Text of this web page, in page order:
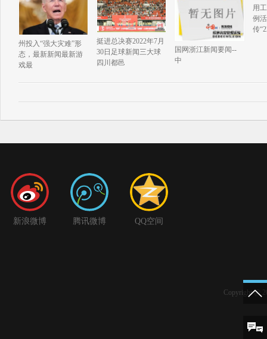
州投入“强大灾难”形
态，最新新闻最新游
戏最
挺进总决赛2022年7月
30日足球新闻三大球
四川都邑
国网浙江新闻要闻--
中
用
例
传
新浪微博 腾讯微博 QQ空间
Copyright @